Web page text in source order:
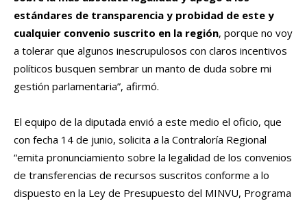
estándares de transparencia y probidad de este y
cualquier convenio suscrito en la región, porque no voy
a tolerar que algunos inescrupulosos con claros incentivos
políticos busquen sembrar un manto de duda sobre mi
gestión parlamentaria”, afirmó.
El equipo de la diputada envió a este medio el oficio, que
con fecha 14 de junio, solicita a la Contraloría Regional
“emita pronunciamiento sobre la legalidad de los convenios
de transferencias de recursos suscritos conforme a lo
dispuesto en la Ley de Presupuesto del MINVU, Programa